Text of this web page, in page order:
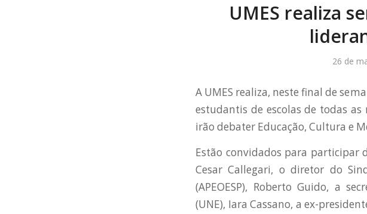
UMES realiza
26 de
A UMES realiza, neste final de
estudantis de escolas de todas as
irão debater Educação, Cultura e
Estão convidados para participar
Cesar Callegari, o diretor do
(APEOESP), Roberto Guido, a
(UNE), Iara Cassano, a ex-